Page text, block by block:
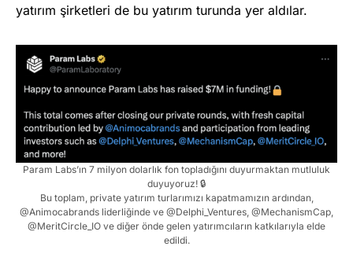
yatırım şirketleri de bu yatırım turunda yer aldılar.
Param Labs’ın 7 milyon dolarlık fon topladığını duyurmaktan mutluluk
duyuyoruz! 🔒
Bu toplam, private yatırım turlarımızı kapatmamızın ardından,
@Animocabrands liderliğinde ve @Delphi_Ventures, @MechanismCap,
@MeritCircle_IO ve diğer önde gelen yatırımcıların katkılarıyla elde
edildi.